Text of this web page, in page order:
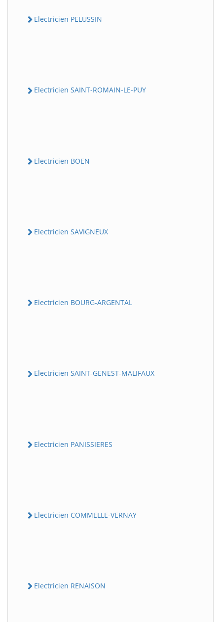
Electricien PELUSSIN
Electricien SAINT-ROMAIN-LE-PUY
Electricien BOEN
Electricien SAVIGNEUX
Electricien BOURG-ARGENTAL
Electricien SAINT-GENEST-MALIFAUX
Electricien PANISSIERES
Electricien COMMELLE-VERNAY
Electricien RENAISON